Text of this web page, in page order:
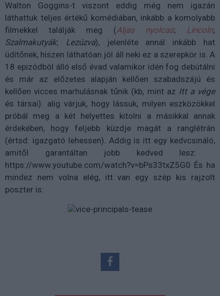
Walton Goggins-t viszont eddig még nem igazán
láthattuk teljes értékű komédiában, inkább a komolyabb
filmekkel találják meg (Aljas nyolcas; Lincoln;
Szalmakutyák; Lezúzva), jelenléte annál inkább hat
üdítőnek, hiszen láthatóan jól áll neki ez a szerepkör is. A
18 epizódból álló első évad valamikor idén fog debütálni
és már az előzetes alapján kellően szabadszájú és
kellően vicces marhulásnak tűnik (kb, mint az Itt a vége
és társai): alig várjuk, hogy lássuk, milyen eszközökkel
próbál meg a két helyettes kitolni a másikkal annak
érdekében, hogy feljebb küzdje magát a ranglétrán
(értsd: igazgató lehessen). Addig is itt egy kedvcsináló,
amitől garantáltan jobb kedved lesz:
https://www.youtube.com/watch?v=bPs33txZ5G0 És ha
mindez nem volna elég, itt van egy szép kis rajzolt
poszter is: